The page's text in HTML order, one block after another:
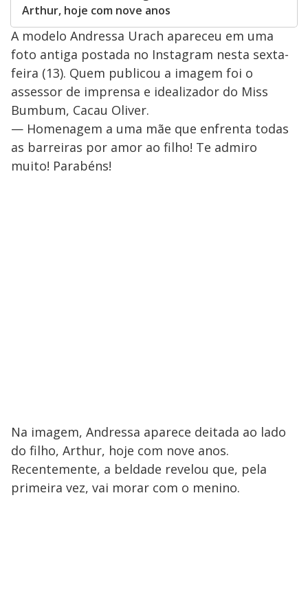
Arthur, hoje com nove anos
A modelo Andressa Urach apareceu em uma
foto antiga postada no Instagram nesta sexta-
feira (13). Quem publicou a imagem foi o
assessor de imprensa e idealizador do Miss
Bumbum, Cacau Oliver.
— Homenagem a uma mãe que enfrenta todas
as barreiras por amor ao filho! Te admiro
muito! Parabéns!
Na imagem, Andressa aparece deitada ao lado
do filho, Arthur, hoje com nove anos.
Recentemente, a beldade revelou que, pela
primeira vez, vai morar com o menino.